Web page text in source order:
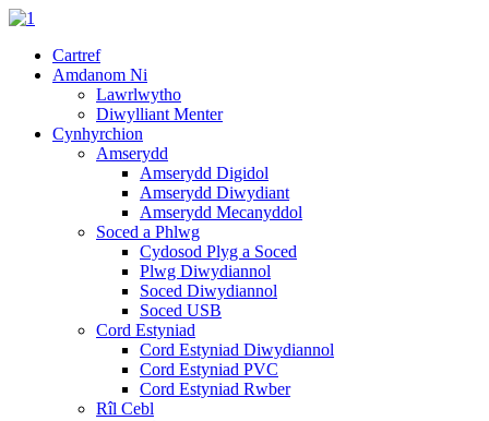
Cartref
Amdanom Ni
Lawrlwytho
Diwylliant Menter
Cynhyrchion
Amserydd
Amserydd Digidol
Amserydd Diwydiant
Amserydd Mecanyddol
Soced a Phlwg
Cydosod Plyg a Soced
Plwg Diwydiannol
Soced Diwydiannol
Soced USB
Cord Estyniad
Cord Estyniad Diwydiannol
Cord Estyniad PVC
Cord Estyniad Rwber
Rîl Cebl